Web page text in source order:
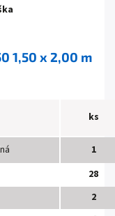
1,50 x 2,00 m
ks
1
28
2